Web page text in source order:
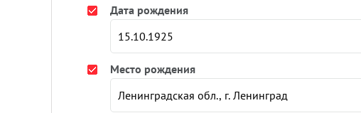
Дата рождения
Место рождения